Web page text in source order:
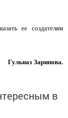
ее создателям
Гульназ Зарипова.
в